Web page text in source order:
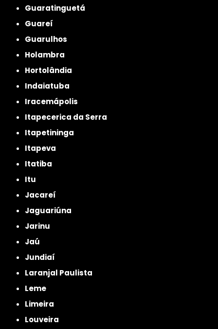
Guaratinguetá
Guareí
Guarulhos
Holambra
Hortolândia
Indaiatuba
Iracemápolis
Itapecerica da Serra
Itapetininga
Itapeva
Itatiba
Itu
Jacareí
Jaguariúna
Jarinu
Jaú
Jundiaí
Laranjal Paulista
Leme
Limeira
Louveira